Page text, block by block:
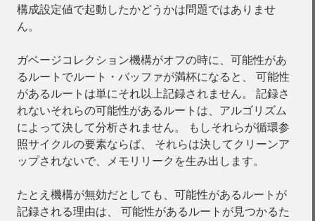
構成設定値で起動したかどうかは問題ではありませ
ん。
ガベージコレクション機構がオフの時に、可能性があ
るルートでルート・バッファが満杯になると、 可能性
があるルートは単にそれ以上記録されません。 記録さ
れないそれらの可能性があるルートは、アルゴリズム
によって決して分析されません。 もしそれらが循環参
照サイクルの要素ならば、 それらは決してクリーンア
ップされないで、メモリリークを生み出します。
たとえ機構が無効だとしても、可能性があるルートが
記録される理由は、 可能性があるルートが見つかるた